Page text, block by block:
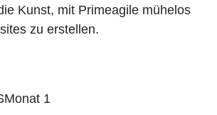
Kunst, mit Primeagile mühelos
zu erstellen.
Monat 1